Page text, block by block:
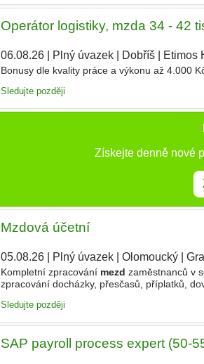
Operátor logistiky, mzda 34 - 42
06.08.26| Plný úvazek| Dobříš| Etimos
Bonusy dle kvality práce a výkonu až 4.000
Sledujte později
Získejte denně nové
Mzdová účetní
05.08.26| Plný úvazek| Olomoucký|
Kompletní zpracování mezd zaměstnanců v
zpracování docházky, přesčasů, příplatků,
Sledujte později
SAP payroll process expert (50-